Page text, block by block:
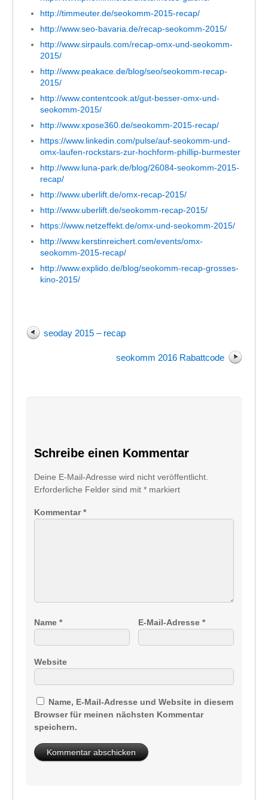
http://timmeuter.de/seokomm-2015-recap/
http://www.seo-bavaria.de/recap-seokomm-2015/
http://www.sirpauls.com/recap-omx-und-seokomm-
2015/
http://www.peakace.de/blog/seo/seokomm-recap-
2015/
http://www.contentcook.at/gut-besser-omx-und-
seokomm-2015/
http://www.xpose360.de/seokomm-2015-recap/
https://www.linkedin.com/pulse/auf-seokomm-und-
omx-laufen-rockstars-zur-hochform-phillip-burmester
http://www.luna-park.de/blog/26084-seokomm-2015-
recap/
http://www.uberlift.de/omx-recap-2015/
http://www.uberlift.de/seokomm-recap-2015/
https://www.netzeffekt.de/omx-und-seokomm-2015/
http://www.kerstinreichert.com/events/omx-
seokomm-2015-recap/
http://www.explido.de/blog/seokomm-recap-grosses-
kino-2015/
seoday 2015 – recap
seokomm 2016 Rabattcode
Schreibe einen Kommentar
Deine E-Mail-Adresse wird nicht veröffentlicht.
Erforderliche Felder sind mit* markiert
Kommentar*
Name* E-Mail-Adresse *
Website
Name, E-Mail-Adresse und Website in diesem
Browser für meinen nächsten Kommentar
speichern.